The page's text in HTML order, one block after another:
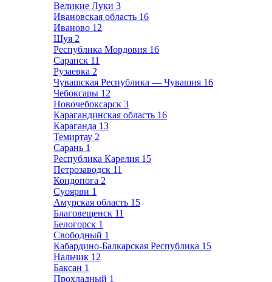
Великие Луки 3
Ивановская область 16
Иваново 12
Шуя 2
Республика Мордовия 16
Саранск 11
Рузаевка 2
Чувашская Республика — Чувашия 16
Чебоксары 12
Новочебоксарск 3
Карагандинская область 16
Караганда 13
Темиртау 2
Сарань 1
Республика Карелия 15
Петрозаводск 11
Кондопога 2
Суоярви 1
Амурская область 15
Благовещенск 11
Белогорск 1
Свободный 1
Кабардино-Балкарская Республика 15
Нальчик 12
Баксан 1
Прохладный 1